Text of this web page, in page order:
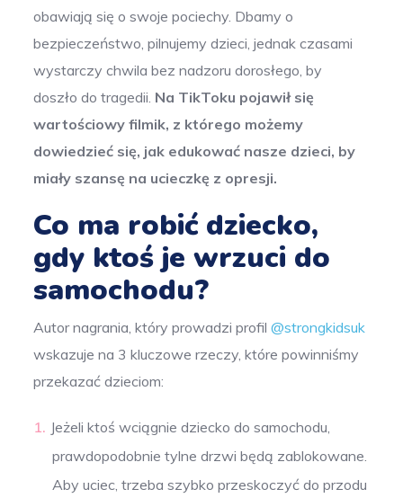
obawiają się o swoje pociechy. Dbamy o
bezpieczeństwo, pilnujemy dzieci, jednak czasami
wystarczy chwila bez nadzoru dorosłego, by
doszło do tragedii. Na TikToku pojawił się
wartościowy filmik, z którego możemy
dowiedzieć się, jak edukować nasze dzieci, by
miały szansę na ucieczkę z opresji.
Co ma robić dziecko,
gdy ktoś je wrzuci do
samochodu?
Autor nagrania, który prowadzi profil@strongkidsuk
wskazuje na 3 kluczowe rzeczy, które powinniśmy
przekazać dzieciom:
Jeżeli ktoś wciągnie dziecko do samochodu,
prawdopodobnie tylne drzwi będą zablokowane.
Aby uciec, trzeba szybko przeskoczyć do przodu